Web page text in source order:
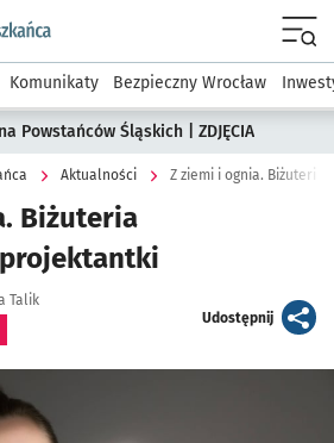
podserwis: Dla mieszkańca
Komunikaty Bezpieczny Wrocław
Powstańców Śląskich | ZDJĘCIA
Aktualności Z ziemi i ognia. Biżuteria
Biżuteria
Talik
Udostępnijartykuł